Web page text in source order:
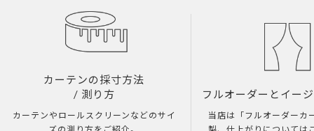
カーテンの採寸方法
/ 測り方
カーテンやロールスクリーンなどのサイ
フルオーダーとイー
当店は「フルオーダーカ